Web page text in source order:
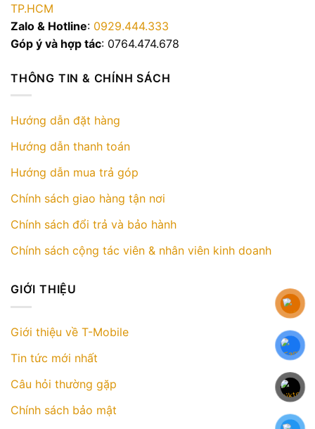
TP.HCM
Zalo & Hotline: 0929.444.333
Góp ý và hợp tác: 0764.474.678
THÔNG TIN & CHÍNH SÁCH
Hướng dẫn đặt hàng
Hướng dẫn thanh toán
Hướng dẫn mua trả góp
Chính sách giao hàng tận nơi
Chính sách đổi trả và bảo hành
Chính sách cộng tác viên & nhân viên kinh doanh
GIỚI THIỆU
Giới thiệu về T-Mobile
Tin tức mới nhất
Câu hỏi thường gặp
Chính sách bảo mật